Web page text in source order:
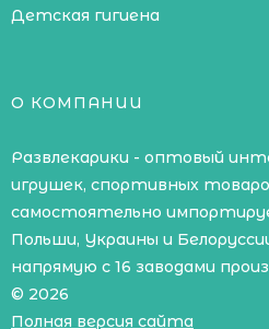
Детская гигиена
О КОМПАНИИ
Развлекарики - оптовый
игрушек, спортивных
самостоятельно
Польши, Украины и
напрямую с 16 заводами
© 2026
Полная версия сайта